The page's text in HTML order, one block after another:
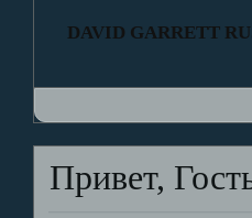
DAVID GARRETT
Привет,